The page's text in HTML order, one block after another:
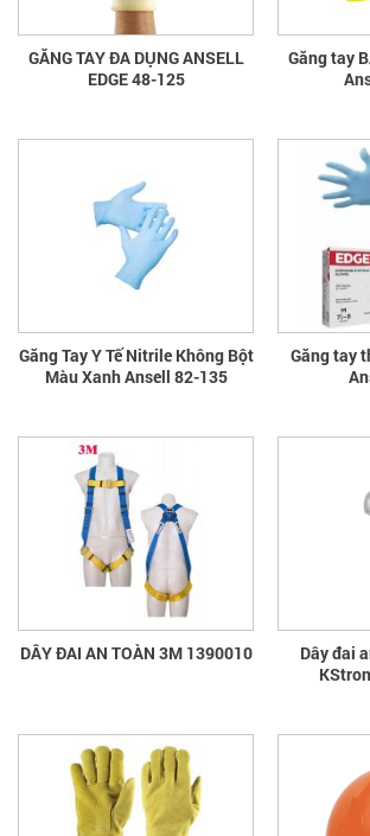
GĂNG TAY ĐA DỤNG ANSELL
EDGE 48-125
Găng tay
Găng Tay Y Tế Nitrile Không Bột
Màu Xanh Ansell 82-135
Găng tay
DÂY ĐAI AN TOÀN 3M 1390010
Dây đai